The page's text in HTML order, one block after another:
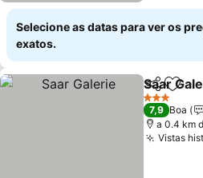
Selecione as datas para ver os
exatos.
Partilhar
Saar
3 Estrelas
7,9 Boa
a 0.4 km
Vistas